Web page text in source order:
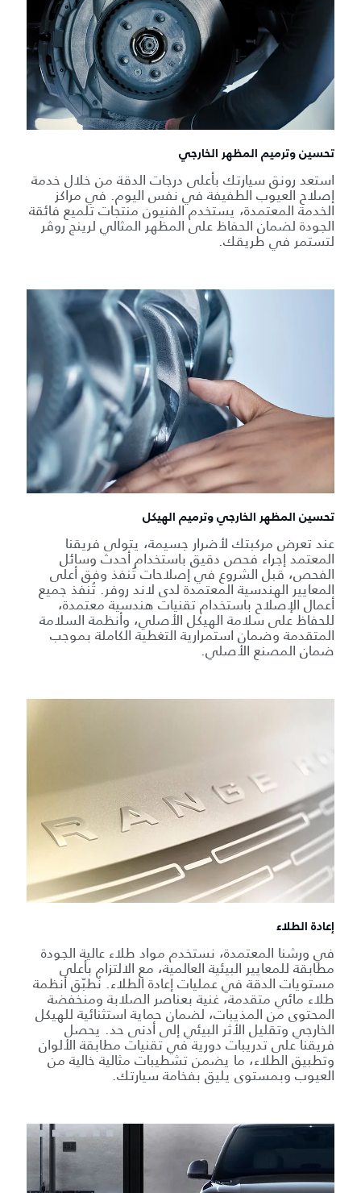
تحسين وترميم المظهر الخارجي
استعد رونق سيارتك بأعلى درجات الدقة من خلال خدمة
إصلاح العيوب الطفيفة في نفس اليوم. في مراكز
الخدمة المعتمدة، يستخدم الفنيون منتجات تلميع فائقة
الجودة لضمان الحفاظ على المظهر المثالي لرينج روڤر
لتستمر في طريقك.
تحسين المظهر الخارجي وترميم الهيكل
عند تعرض مركبتك لأضرار جسيمة، يتولى فريقنا
المعتمد إجراء فحص دقيق باستخدام أحدث وسائل
الفحص، قبل الشروع في إصلاحات تُنفذ وفق أعلى
المعايير الهندسية المعتمدة لدى لاند روفر. تُنفذ جميع
أعمال الإصلاح باستخدام تقنيات هندسية معتمدة،
للحفاظ على سلامة الهيكل الأصلي، وأنظمة السلامة
المتقدمة وضمان استمرارية التغطية الكاملة بموجب
ضمان المصنع الأصلي.
إعادة الطلاء
في ورشنا المعتمدة، نستخدم مواد طلاء عالية الجودة
مطابقة للمعايير البيئية العالمية، مع الالتزام بأعلى
مستويات الدقة في عمليات إعادة الطلاء. نُطبّق أنظمة
طلاء مائي متقدمة، غنية بعناصر الصلابة ومنخفضة
المحتوى من المذيبات، لضمان حماية استثنائية للهيكل
الخارجي وتقليل الأثر البيئي إلى أدنى حد. يحصل
فريقنا على تدريبات دورية في تقنيات مطابقة الألوان
وتطبيق الطلاء، ما يضمن تشطيبات مثالية خالية من
العيوب وبمستوى يليق بفخامة سيارتك.